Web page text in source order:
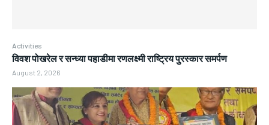
Activities
विवश पोखरेल र सन्ध्या पहाडीमा रणलक्ष्मी राष्ट्रिय पुरस्कार समर्पण
August 2, 2026